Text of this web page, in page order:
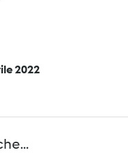
2022